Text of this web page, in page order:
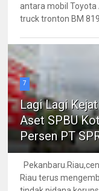
antara mobil Toyota
truck tronton BM
7
Lagi Lagi
Aset SPBU
Persen PT
Riau terus